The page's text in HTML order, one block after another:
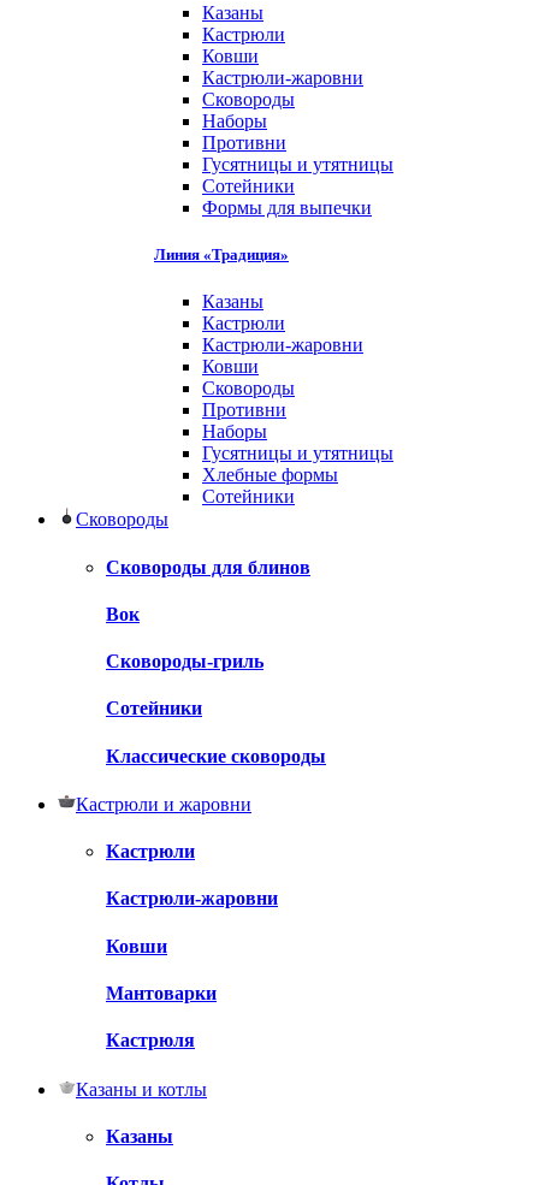
Казаны
Кастрюли
Ковши
Кастрюли-жаровни
Сковороды
Наборы
Противни
Гусятницы и утятницы
Сотейники
Формы для выпечки
Линия «Традиция»
Казаны
Кастрюли
Кастрюли-жаровни
Ковши
Сковороды
Противни
Наборы
Гусятницы и утятницы
Хлебные формы
Сотейники
Сковороды
Сковороды для блинов
Вок
Сковороды-гриль
Сотейники
Классические сковороды
Кастрюли и жаровни
Кастрюли
Кастрюли-жаровни
Ковши
Мантоварки
Кастрюля
Казаны и котлы
Казаны